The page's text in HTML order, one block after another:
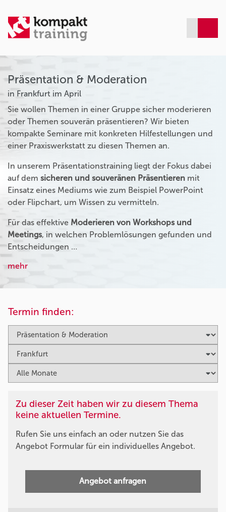
Präsentation & Moderation
in Frankfurt im April
Sie wollen Themen in einer Gruppe sicher moderieren
oder Themen souverän präsentieren? Wir bieten
kompakte Seminare mit konkreten Hilfestellungen und
einer Praxiswerkstatt zu diesen Themen an.
In unserem Präsentationstraining liegt der Fokus dabei
auf dem sicheren und souveränen Präsentieren mit
Einsatz eines Mediums wie zum Beispiel PowerPoint
oder Flipchart, um Wissen zu vermitteln.
Für das effektive Moderieren von Workshops und
Meetings, in welchen Problemlösungen gefunden und
Entscheidungen …
mehr
Termin finden:
Zu dieser Zeit haben wir zu diesem Thema
keine aktuellen Termine.
Rufen Sie uns einfach an oder nutzen Sie das
Angebot Formular für ein individuelles Angebot.
Angebot anfragen